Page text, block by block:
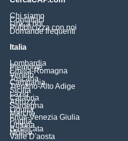
Chi siamo
Contattaci
Link a noi
Pubblicizza con noi
Domande frequenti
Italia
Lombardia
Piemonte
Emilia-Romagna
Veneto
Toscana
Campania
Trentino-Alto Adige
Sicilia
Lazio
Calabria
Abruzzi
Sardegna
Liguria
Marche
Friuli-Venezia Giulia
Puglia
Umbria
Basilicata
Molise
Valle D'aosta